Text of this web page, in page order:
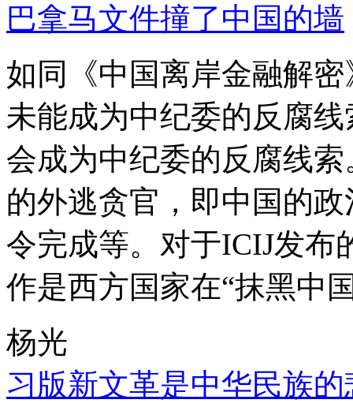
巴拿马文件撞了中国的墙
如同《中国离岸金融解
未能成为中纪委的反腐
会成为中纪委的反腐线
的外逃贪官，即中国的
令完成等。对于ICIJ发布
作是西方国家在“抹黑中
杨光
习版新文革是中华民族的